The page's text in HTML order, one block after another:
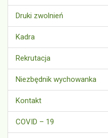
Druki zwolnień
Kadra
Rekrutacja
Niezbędnik wychowanka
Kontakt
COVID – 19